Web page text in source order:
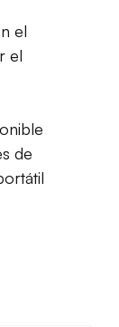
el
el
de